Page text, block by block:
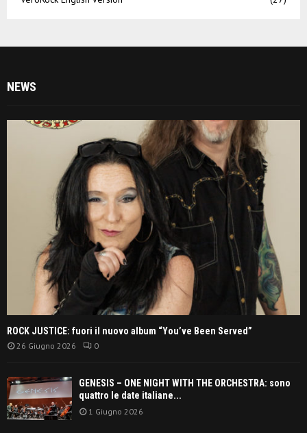
NEWS
ROCK JUSTICE: fuori il nuovo album “You’ve Been Served”
26 Giugno 2026 0
GENESIS – ONE NIGHT WITH THE ORCHESTRA: sono
quattro le date italiane...
1 Giugno 2026